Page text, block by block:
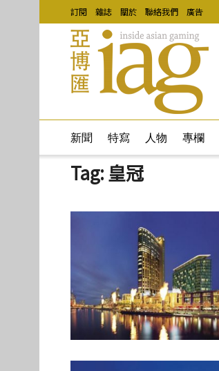
訂閱 雜誌 關於 聯絡我們 廣告
新聞 特寫 人物 專欄
Tag: 皇冠